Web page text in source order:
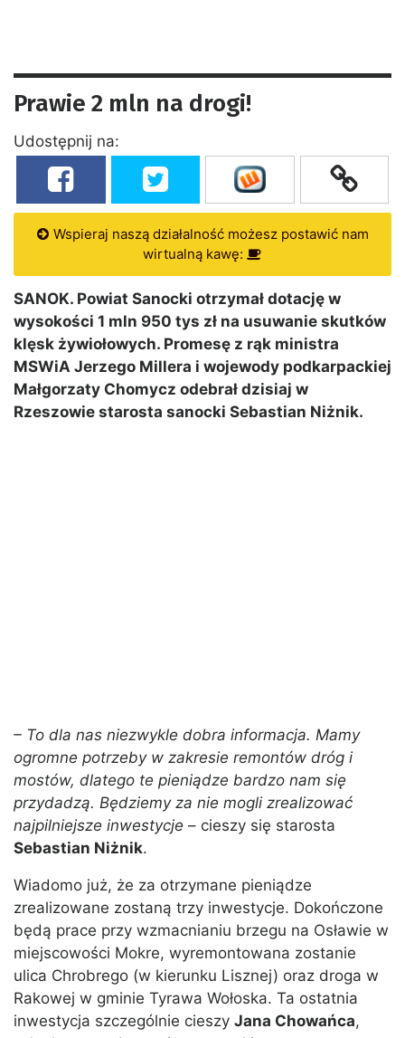
Prawie 2 mln na drogi!
Udostępnij na:
Wspieraj naszą działalność możesz postawić nam
wirtualną kawę:
SANOK. Powiat Sanocki otrzymał dotację w
wysokości 1 mln 950 tys zł na usuwanie skutków
klęsk żywiołowych. Promesę z rąk ministra
MSWiA Jerzego Millera i wojewody podkarpackiej
Małgorzaty Chomycz odebrał dzisiaj w
Rzeszowie starosta sanocki Sebastian Niżnik.
– To dla nas niezwykle dobra informacja. Mamy
ogromne potrzeby w zakresie remontów dróg i
mostów, dlatego te pieniądze bardzo nam się
przydadzą. Będziemy za nie mogli zrealizować
najpilniejsze inwestycje – cieszy się starosta
Sebastian Niżnik.
Wiadomo już, że za otrzymane pieniądze
zrealizowane zostaną trzy inwestycje. Dokończone
będą prace przy wzmacnianiu brzegu na Osławie w
miejscowości Mokre, wyremontowana zostanie
ulica Chrobrego (w kierunku Lisznej) oraz droga w
Rakowej w gminie Tyrawa Wołoska. Ta ostatnia
inwestycja szczególnie cieszy Jana Chowańca,